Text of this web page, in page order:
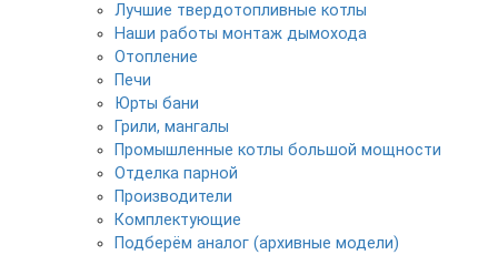
Лучшие твердотопливные котлы
Наши работы монтаж дымохода
Отопление
Печи
Юрты бани
Грили, мангалы
Промышленные котлы большой мощности
Отделка парной
Производители
Комплектующие
Подберём аналог (архивные модели)